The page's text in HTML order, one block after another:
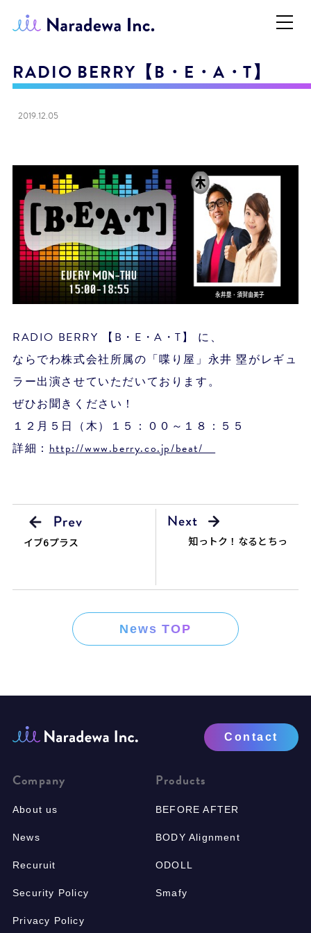
RADIO BERRY【B・E・A・T】
2019.12.05
RADIO BERRY 【B・E・A・T】 に、
ならでわ株式会社所属の「喋り屋」永井 塁がレギュ
ラー出演させていただいております。
ぜひお聞きください！
１２月５日（木）１５：００～１８：５５
詳細：http://www.berry.co.jp/beat/
イブ6プラス 知っトク！なるとちっ
News TOP
Contact
Company
About us
News
Recuruit
Security Policy
Privacy Policy
Products
BEFORE AFTER
BODY Alignment
ODOLL
Smafy